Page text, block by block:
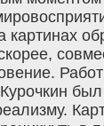
картинах